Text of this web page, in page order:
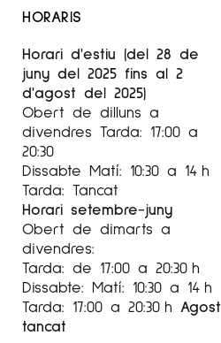
HORARIS
Horari d'estiu (del 28 de
juny del 2025 fins al 2
d'agost del 2025)
Obert de dilluns a
divendres Tarda: 17:00 a
20:30
Dissabte Matí: 10:30 a 14 h
Tarda: Tancat
Horari setembre-juny
Obert de dimarts a
divendres:
Tarda: de 17:00 a 20:30 h
Dissabte: Matí: 10:30 a 14 h
Tarda: 17:00 a 20:30 h Agost
tancat